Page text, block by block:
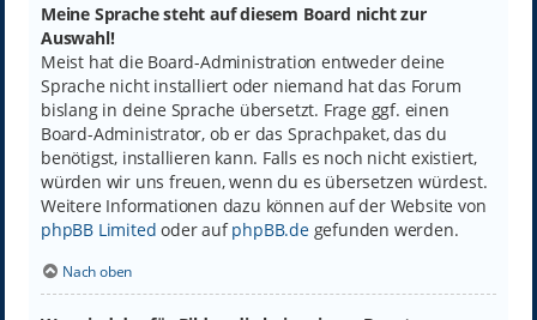
Meine Sprache steht auf diesem Board nicht zur
Auswahl!
Meist hat die Board-Administration entweder deine
Sprache nicht installiert oder niemand hat das Forum
bislang in deine Sprache übersetzt. Frage ggf. einen
Board-Administrator, ob er das Sprachpaket, das du
benötigst, installieren kann. Falls es noch nicht existiert,
würden wir uns freuen, wenn du es übersetzen würdest.
Weitere Informationen dazu können auf der Website von
phpBB Limited oder aufphpBB.degefunden werden.
Nach oben